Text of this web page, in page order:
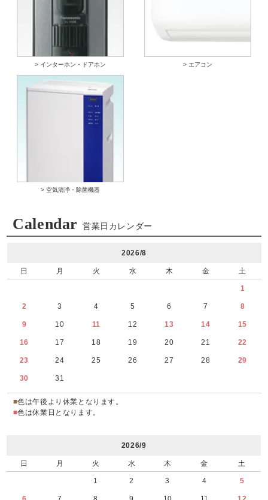
> インターホン・ドアホン > エアコン
> 空気清浄・除菌機器
Calendar 営業日カレンダー
2026/8
日 月 火 水 木 金 土
1
2 3 4 5 6 7 8
9 10 11 12 13 14 15
16 17 18 19 20 21 22
23 24 25 26 27 28 29
30 31
■色は午後より休業となります。
■色は休業日となります。
2026/9
日 月 火 水 木 金 土
1 2 3 4 5